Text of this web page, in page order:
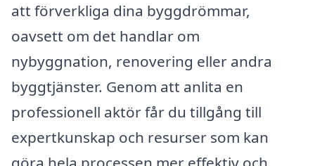
att förverkliga dina byggdrömmar,
oavsett om det handlar om
nybyggnation, renovering eller andra
byggtjänster. Genom att anlita en
professionell aktör får du tillgång till
expertkunskap och resurser som kan